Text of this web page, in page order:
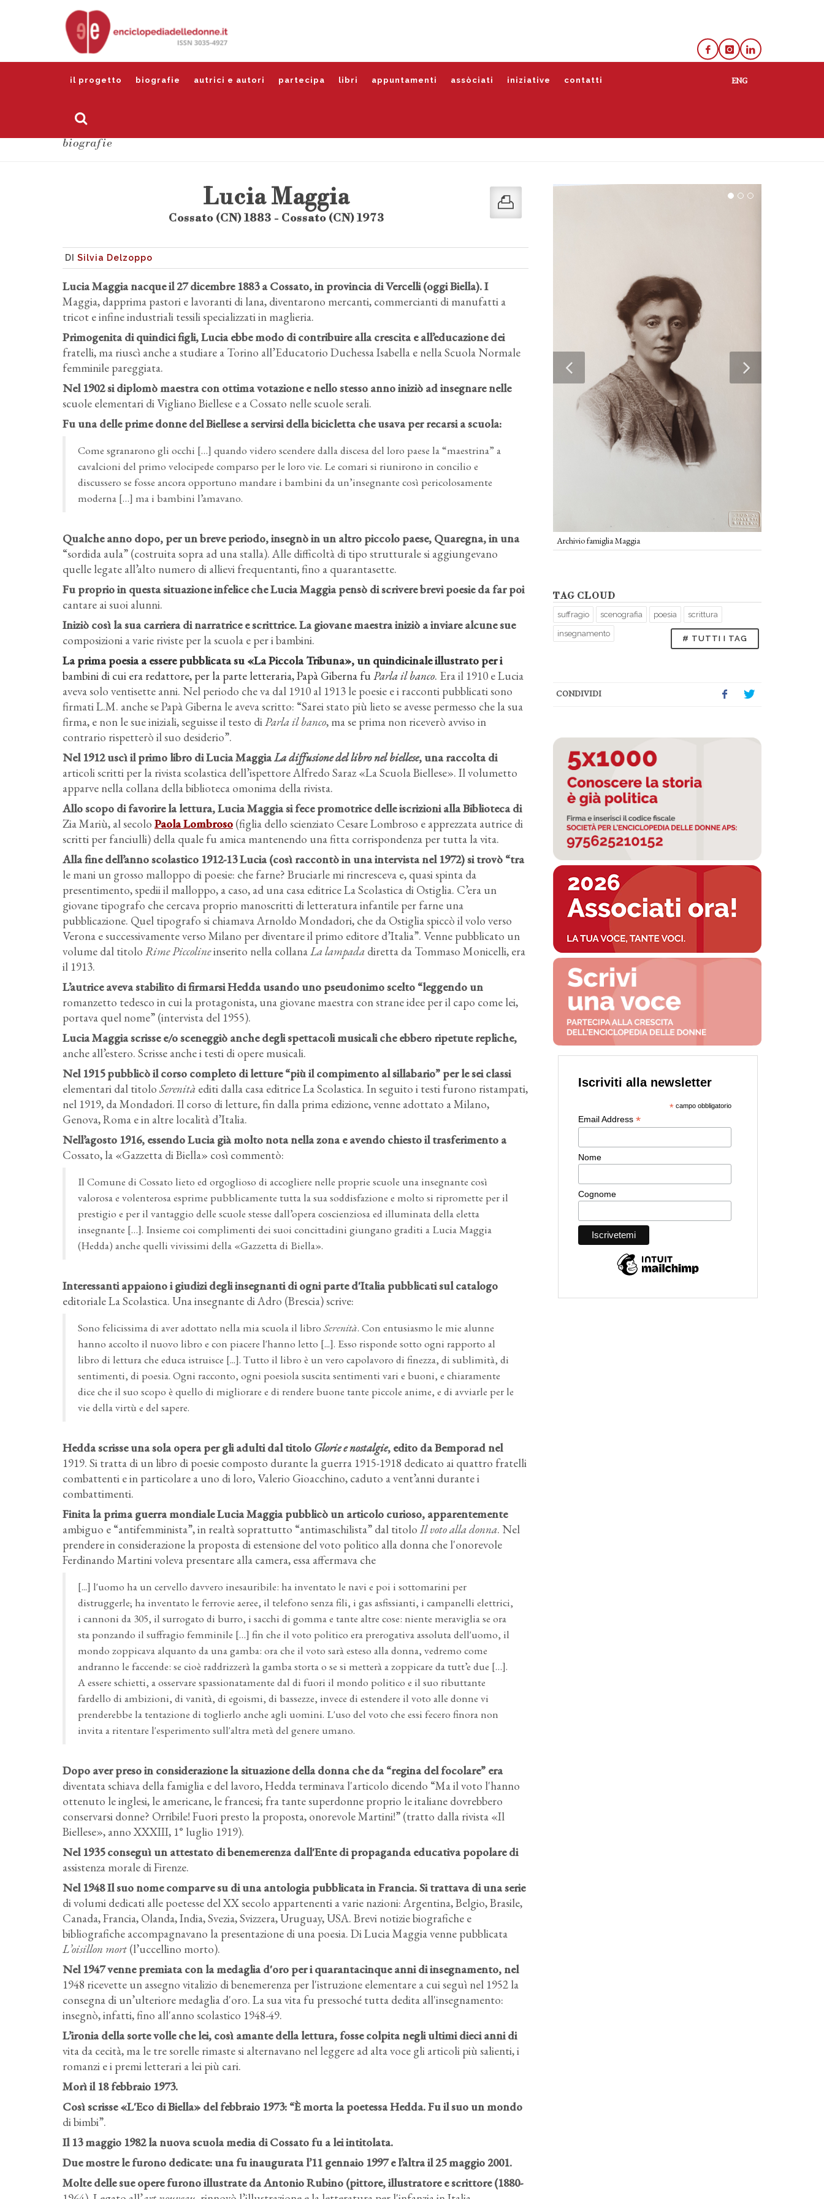
il progetto biografie autrici e autori partecipa libri appuntamenti assòciati iniziative contatti
biografie
Archivio famiglia Maggia
Archivio famiglia Maggia
TAG CLOUD
suffragio scenografia poesia scrittura
insegnamento
# TUTTI I TAG
CONDIVIDI
Lucia Maggia
Cossato (CN) 1883 - Cossato (CN) 1973
DI Silvia Delzoppo
Lucia Maggia nacque il 27 dicembre 1883 a Cossato, in provincia di Vercelli (oggi Biella). I
Maggia, dapprima pastori e lavoranti di lana, diventarono mercanti, commercianti di manufatti a
tricot e infine industriali tessili specializzati in maglieria.
Primogenita di quindici figli, Lucia ebbe modo di contribuire alla crescita e all’educazione dei
fratelli, ma riuscì anche a studiare a Torino all’Educatorio Duchessa Isabella e nella Scuola Normale
femminile pareggiata.
Nel 1902 si diplomò maestra con ottima votazione e nello stesso anno iniziò ad insegnare nelle
scuole elementari di Vigliano Biellese e a Cossato nelle scuole serali.
Fu una delle prime donne del Biellese a servirsi della bicicletta che usava per recarsi a scuola:
Come sgranarono gli occhi […] quando videro scendere dalla discesa del loro paese la “maestrina” a
cavalcioni del primo velocipede comparso per le loro vie. Le comari si riunirono in concilio e
discussero se fosse ancora opportuno mandare i bambini da un’insegnante così pericolosamente
moderna […] ma i bambini l’amavano.
Qualche anno dopo, per un breve periodo, insegnò in un altro piccolo paese, Quaregna, in una
“sordida aula” (costruita sopra ad una stalla). Alle difficoltà di tipo strutturale si aggiungevano
quelle legate all’alto numero di allievi frequentanti, fino a quarantasette.
Fu proprio in questa situazione infelice che Lucia Maggia pensò di scrivere brevi poesie da far poi
cantare ai suoi alunni.
Iniziò così la sua carriera di narratrice e scrittrice. La giovane maestra iniziò a inviare alcune sue
composizioni a varie riviste per la scuola e per i bambini.
La prima poesia a essere pubblicata su «La Piccola Tribuna», un quindicinale illustrato per i
bambini di cui era redattore, per la parte letteraria, Papà Giberna fu Parla il banco. Era il 1910 e Lucia
aveva solo ventisette anni. Nel periodo che va dal 1910 al 1913 le poesie e i racconti pubblicati sono
firmati L.M. anche se Papà Giberna le aveva scritto: “Sarei stato più lieto se avesse permesso che la sua
firma, e non le sue iniziali, seguisse il testo diParla il banco, ma se prima non riceverò avviso in
contrario rispetterò il suo desiderio”.
Nel 1912 uscì il primo libro di Lucia MaggiaLa diffusione del libro nel biellese, una raccolta di
articoli scritti per la rivista scolastica dell’ispettore Alfredo Saraz «La Scuola Biellese». Il volumetto
apparve nella collana della biblioteca omonima della rivista.
Allo scopo di favorire la lettura, Lucia Maggia si fece promotrice delle iscrizioni alla Biblioteca di
Zia Mariù, al secolo Paola Lombroso (figlia dello scienziato Cesare Lombroso e apprezzata autrice di
scritti per fanciulli) della quale fu amica mantenendo una fitta corrispondenza per tutta la vita.
Alla fine dell’anno scolastico 1912-13 Lucia (così raccontò in una intervista nel 1972) si trovò “tra
le mani un grosso malloppo di poesie: che farne? Bruciarle mi rincresceva e, quasi spinta da
presentimento, spedii il malloppo, a caso, ad una casa editrice La Scolastica di Ostiglia. C’era un
giovane tipografo che cercava proprio manoscritti di letteratura infantile per farne una
pubblicazione. Quel tipografo si chiamava Arnoldo Mondadori, che da Ostiglia spiccò il volo verso
Verona e successivamente verso Milano per diventare il primo editore d’Italia”. Venne pubblicato un
volume dal titolo Rime Piccolineinserito nella collanaLa lampada diretta da Tommaso Monicelli, era
il 1913.
L’autrice aveva stabilito di firmarsi Hedda usando uno pseudonimo scelto “leggendo un
romanzetto tedesco in cui la protagonista, una giovane maestra con strane idee per il capo come lei,
portava quel nome” (intervista del 1955).
Lucia Maggia scrisse e/o sceneggiò anche degli spettacoli musicali che ebbero ripetute repliche,
anche all’estero. Scrisse anche i testi di opere musicali.
Nel 1915 pubblicò il corso completo di letture “più il compimento al sillabario” per le sei classi
elementari dal titolo Serenità editi dalla casa editrice La Scolastica. In seguito i testi furono ristampati,
nel 1919, da Mondadori. Il corso di letture, fin dalla prima edizione, venne adottato a Milano,
Genova, Roma e in altre località d’Italia.
Nell’agosto 1916, essendo Lucia già molto nota nella zona e avendo chiesto il trasferimento a
Cossato, la «Gazzetta di Biella» così commentò:
Il Comune di Cossato lieto ed orgoglioso di accogliere nelle proprie scuole una insegnante così
valorosa e volenterosa esprime pubblicamente tutta la sua soddisfazione e molto si ripromette per il
prestigio e per il vantaggio delle scuole stesse dall’opera coscienziosa ed illuminata della eletta
insegnante […]. Insieme coi complimenti dei suoi concittadini giungano graditi a Lucia Maggia
(Hedda) anche quelli vivissimi della «Gazzetta di Biella».
Interessanti appaiono i giudizi degli insegnanti di ogni parte d'Italia pubblicati sul catalogo
editoriale La Scolastica. Una insegnante di Adro (Brescia) scrive:
Sono felicissima di aver adottato nella mia scuola il libro Serenità. Con entusiasmo le mie alunne
hanno accolto il nuovo libro e con piacere l'hanno letto [...]. Esso risponde sotto ogni rapporto al
libro di lettura che educa istruisce [...]. Tutto il libro è un vero capolavoro di finezza, di sublimità, di
sentimenti, di poesia. Ogni racconto, ogni poesiola suscita sentimenti vari e buoni, e chiaramente
dice che il suo scopo è quello di migliorare e di rendere buone tante piccole anime, e di avviarle per le
vie della virtù e del sapere.
Hedda scrisse una sola opera per gli adulti dal titolo Glorie e nostalgie, edito da Bemporad nel
1919. Si tratta di un libro di poesie composto durante la guerra 1915-1918 dedicato ai quattro fratelli
combattenti e in particolare a uno di loro, Valerio Gioacchino, caduto a vent’anni durante i
combattimenti.
Finita la prima guerra mondiale Lucia Maggia pubblicò un articolo curioso, apparentemente
ambiguo e “antifemminista”, in realtà soprattutto “antimaschilista” dal titolo Il voto alla donna. Nel
prendere in considerazione la proposta di estensione del voto politico alla donna che l'onorevole
Ferdinando Martini voleva presentare alla camera, essa affermava che
[...] l'uomo ha un cervello davvero inesauribile: ha inventato le navi e poi i sottomarini per
distruggerle; ha inventato le ferrovie aeree, il telefono senza fili, i gas asfissianti, i campanelli elettrici,
i cannoni da 305, il surrogato di burro, i sacchi di gomma e tante altre cose: niente meraviglia se ora
sta ponzando il suffragio femminile […] fin che il voto politico era prerogativa assoluta dell'uomo, il
mondo zoppicava alquanto da una gamba: ora che il voto sarà esteso alla donna, vedremo come
andranno le faccende: se cioè raddrizzerà la gamba storta o se si metterà a zoppicare da tutt’e due […].
A essere schietti, a osservare spassionatamente dal di fuori il mondo politico e il suo ributtante
fardello di ambizioni, di vanità, di egoismi, di bassezze, invece di estendere il voto alle donne vi
prenderebbe la tentazione di toglierlo anche agli uomini. L'uso del voto che essi fecero finora non
invita a ritentare l'esperimento sull'altra metà del genere umano.
Dopo aver preso in considerazione la situazione della donna che da “regina del focolare” era
diventata schiava della famiglia e del lavoro, Hedda terminava l'articolo dicendo “Ma il voto l'hanno
ottenuto le inglesi, le americane, le francesi; fra tante superdonne proprio le italiane dovrebbero
conservarsi donne? Orribile! Fuori presto la proposta, onorevole Martini!” (tratto dalla rivista «Il
Biellese», anno XXXIII, 1° luglio 1919).
Nel 1935 conseguì un attestato di benemerenza dall'Ente di propaganda educativa popolare di
assistenza morale di Firenze.
Nel 1948 Il suo nome comparve su di una antologia pubblicata in Francia. Si trattava di una serie
di volumi dedicati alle poetesse del XX secolo appartenenti a varie nazioni: Argentina, Belgio, Brasile,
Canada, Francia, Olanda, India, Svezia, Svizzera, Uruguay, USA. Brevi notizie biografiche e
bibliografiche accompagnavano la presentazione di una poesia. Di Lucia Maggia venne pubblicata
L’oisillon mort (l’uccellino morto).
Nel 1947 venne premiata con la medaglia d'oro per i quarantacinque anni di insegnamento, nel
1948 ricevette un assegno vitalizio di benemerenza per l'istruzione elementare a cui seguì nel 1952 la
consegna di un’ulteriore medaglia d'oro. La sua vita fu pressoché tutta dedita all'insegnamento:
insegnò, infatti, fino all'anno scolastico 1948-49.
L’ironia della sorte volle che lei, così amante della lettura, fosse colpita negli ultimi dieci anni di
vita da cecità, ma le tre sorelle rimaste si alternavano nel leggere ad alta voce gli articoli più salienti, i
romanzi e i premi letterari a lei più cari.
Morì il 18 febbraio 1973.
Così scrisse «L'Eco di Biella» del febbraio 1973: “È morta la poetessa Hedda. Fu il suo un mondo
di bimbi”.
Il 13 maggio 1982 la nuova scuola media di Cossato fu a lei intitolata.
Due mostre le furono dedicate: una fu inaugurata l’11 gennaio 1997 e l’altra il 25 maggio 2001.
Molte delle sue opere furono illustrate da Antonio Rubino (pittore, illustratore e scrittore (1880-